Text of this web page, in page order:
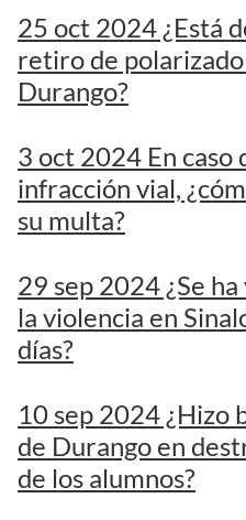
25 oct 2024 ¿Está
retiro de polarizado
Durango?
3 oct 2024 En caso
infracción vial,
su multa?
29 sep 2024 ¿Se
la violencia en
días?
10 sep 2024 ¿Hizo
de Durango en
de los alumnos?